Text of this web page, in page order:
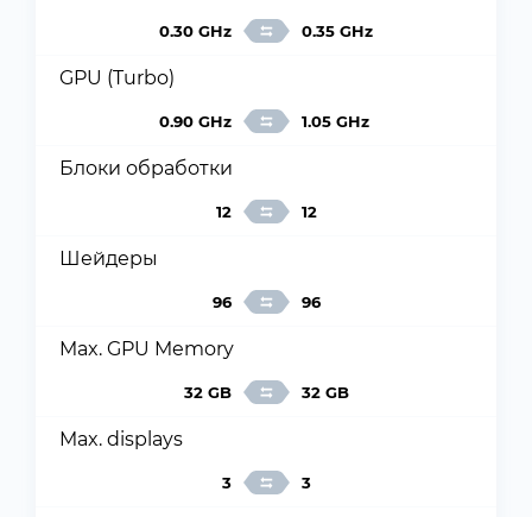
0.30 GHz 0.35 GHz
GPU (Turbo)
0.90 GHz 1.05 GHz
Блоки обработки
12 12
Шейдеры
96 96
Max. GPU Memory
32 GB 32 GB
Max. displays
3 3